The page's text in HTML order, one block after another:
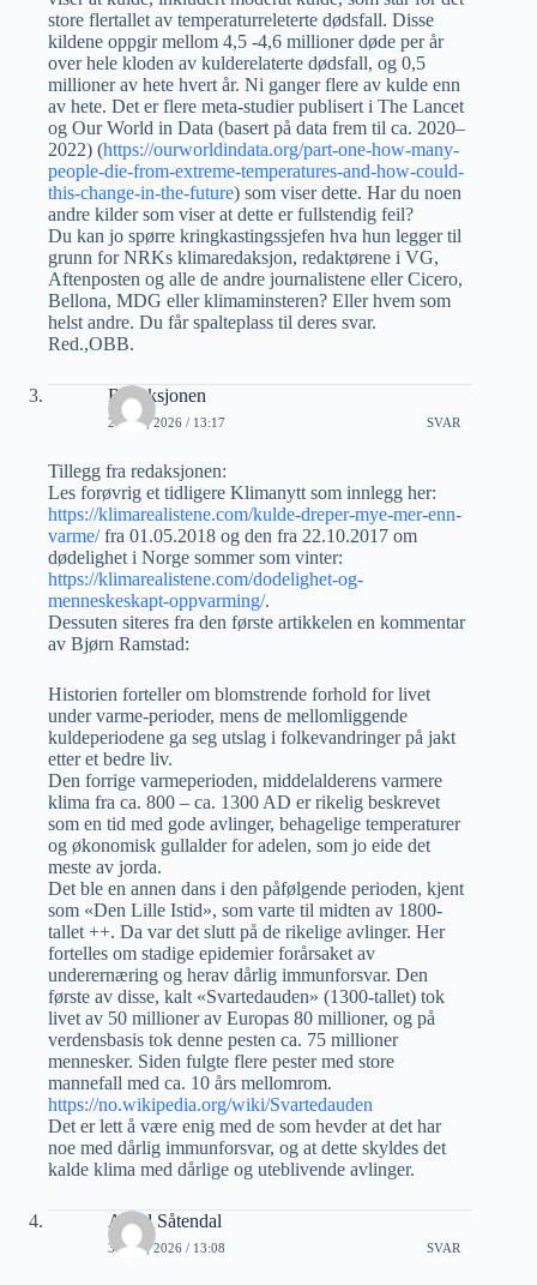
store flertallet av temperaturreleterte dødsfall. Disse
kildene oppgir mellom 4,5 -4,6 millioner døde per år
over hele kloden av kulderelaterte dødsfall, og 0,5
millioner av hete hvert år. Ni ganger flere av kulde enn
av hete. Det er flere meta-studier publisert i The Lancet
og Our World in Data (basert på data frem til ca. 2020–
2022) (https://ourworldindata.org/part-one-how-many-
people-die-from-extreme-temperatures-and-how-could-
this-change-in-the-future) som viser dette. Har du noen
andre kilder som viser at dette er fullstendig feil?
Du kan jo spørre kringkastingssjefen hva hun legger til
grunn for NRKs klimaredaksjon, redaktørene i VG,
Aftenposten og alle de andre journalistene eller Cicero,
Bellona, MDG eller klimaminsteren? Eller hvem som
helst andre. Du får spalteplass til deres svar.
Red.,OBB.
Redaksjonen
2 JULI, 2026 / 13:17 SVAR
Tillegg fra redaksjonen:
Les forøvrig et tidligere Klimanytt som innlegg her:
https://klimarealistene.com/kulde-dreper-mye-mer-enn-
varme/fra 01.05.2018 og den fra 22.10.2017 om
dødelighet i Norge sommer som vinter:
https://klimarealistene.com/dodelighet-og-
menneskeskapt-oppvarming/.
Dessuten siteres fra den første artikkelen en kommentar
av Bjørn Ramstad:
Historien forteller om blomstrende forhold for livet
under varme-perioder, mens de mellomliggende
kuldeperiodene ga seg utslag i folkevandringer på jakt
etter et bedre liv.
Den forrige varmeperioden, middelalderens varmere
klima fra ca. 800 – ca. 1300 AD er rikelig beskrevet
som en tid med gode avlinger, behagelige temperaturer
og økonomisk gullalder for adelen, som jo eide det
meste av jorda.
Det ble en annen dans i den påfølgende perioden, kjent
som «Den Lille Istid», som varte til midten av 1800-
tallet ++. Da var det slutt på de rikelige avlinger. Her
fortelles om stadige epidemier forårsaket av
underernæring og herav dårlig immunforsvar. Den
første av disse, kalt «Svartedauden» (1300-tallet) tok
livet av 50 millioner av Europas 80 millioner, og på
verdensbasis tok denne pesten ca. 75 millioner
mennesker. Siden fulgte flere pester med store
mannefall med ca. 10 års mellomrom.
https://no.wikipedia.org/wiki/Svartedauden
Det er lett å være enig med de som hevder at det har
noe med dårlig immunforsvar, og at dette skyldes det
kalde klima med dårlige og uteblivende avlinger.
Arvid Såtendal
3 JULI, 2026 / 13:08 SVAR